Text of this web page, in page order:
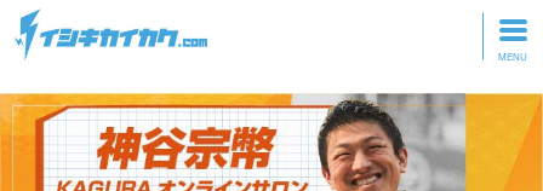
トップページ
動画を見る